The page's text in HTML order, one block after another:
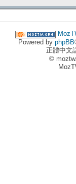
Powered by phpBB
正體中文
©